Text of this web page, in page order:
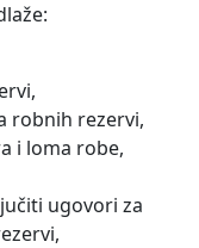
robnih rezervi,
i loma robe,
ugovori za